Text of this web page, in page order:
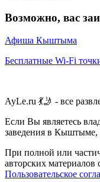
Возможно, вас
Афиша Кыштыма
Бесплатные Wi-Fi
AyLe.ru 💃🤳 - все
Если Вы являетесь
заведения в
При полной или
авторских материалов
Пользовательское